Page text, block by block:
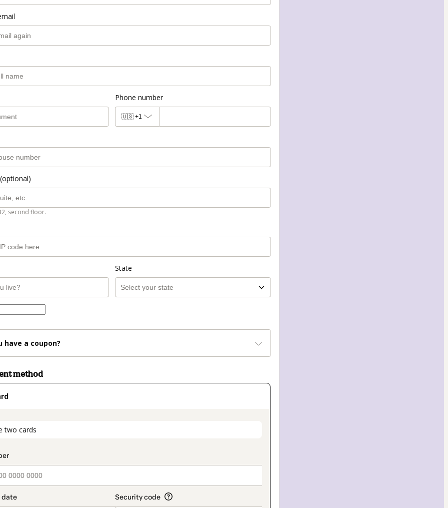
Phone number
🇺🇸 +1
second floor.
State
have a coupon?
method
two cards